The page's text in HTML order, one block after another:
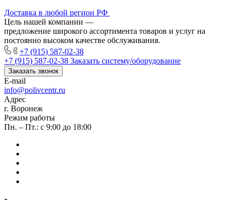
Доставка в любой регион РФ
Цель нашей компании —
предложение широкого ассортимента товаров и услуг на
постоянно высоком качестве обслуживания.
+7 (915) 587-02-38
+7 (915) 587-02-38 Заказать систему/оборудование
Заказать звонок
E-mail
info@polivcentr.ru
Адрес
г. Воронеж
Режим работы
Пн. – Пт.: с 9:00 до 18:00